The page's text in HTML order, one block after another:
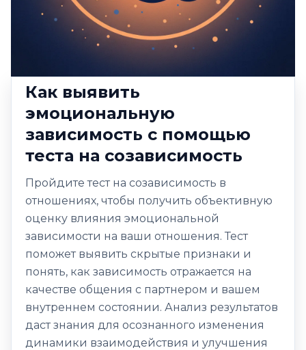
Как выявить
эмоциональную
зависимость с помощью
теста на созависимость
Пройдите тест на созависимость в
отношениях, чтобы получить объективную
оценку влияния эмоциональной
зависимости на ваши отношения. Тест
поможет выявить скрытые признаки и
понять, как зависимость отражается на
качестве общения с партнером и вашем
внутреннем состоянии. Анализ результатов
даст знания для осознанного изменения
динамики взаимодействия и улучшения